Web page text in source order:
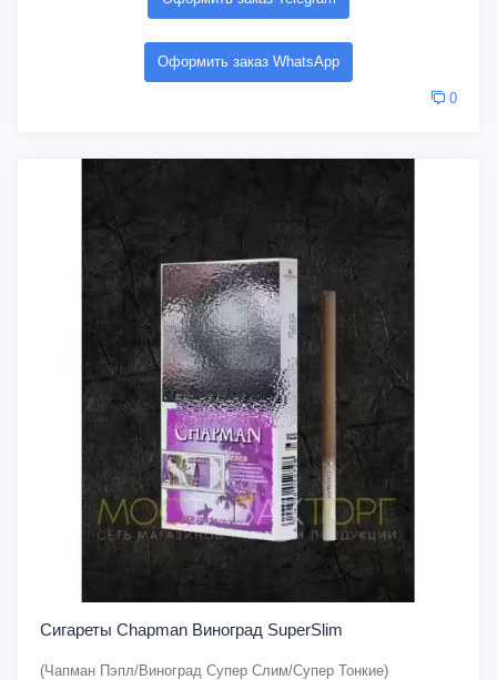
Оформить заказ WhatsApp
0
Сигареты Chapman Виноград SuperSlim
(Чапман Пэпл/Виноград Супер Слим/Супер Тонкие)